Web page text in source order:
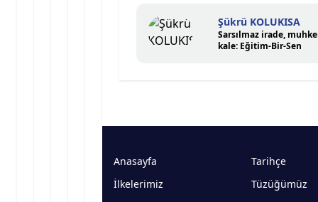
Şükrü KOLUKISA
Sarsılmaz irade,
kale: Eğitim-Bir-Sen
Anasayfa
Tarihçe
İlkelerimiz
Tüzüğümüz